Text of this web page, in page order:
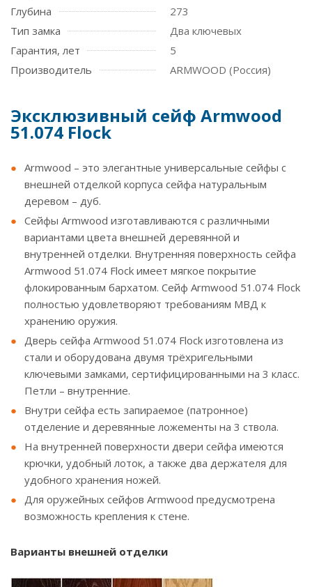
Глубина
273
Тип замка
Два ключевых
Гарантия, лет
5
Производитель
ARMWOOD (Россия)
Эксклюзивный сейф Armwood
51.074 Flock
Armwood – это элегантные универсальные сейфы с
внешней отделкой корпуса сейфа натуральным
деревом – дуб.
Сейфы Armwood изготавливаются с различными
вариантами цвета внешней деревянной и
внутренней отделки. Внутренняя поверхность сейфа
Armwood 51.074 Flock имеет мягкое покрытие
флокированным бархатом. Сейф Armwood 51.074 Flock
полностью удовлетворяют требованиям МВД к
хранению оружия.
Дверь сейфа Armwood 51.074 Flock изготовлена из
стали и оборудована двумя трёхригельными
ключевыми замками, сертифицированными на 3 класс.
Петли – внутренние.
Внутри сейфа есть запираемое (патронное)
отделение и деревянные ложементы на 3 ствола.
На внутренней поверхности двери сейфа имеются
крючки, удобный лоток, а также два держателя для
удобного хранения ножей.
Для оружейных сейфов Armwood предусмотрена
возможность крепления к стене.
Варианты внешней отделки